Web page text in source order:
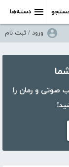
دسته‌ها
ورود / ثبت نام
از ۵۰،۰۰۰ کتاب، کتاب صوتی و رمان را